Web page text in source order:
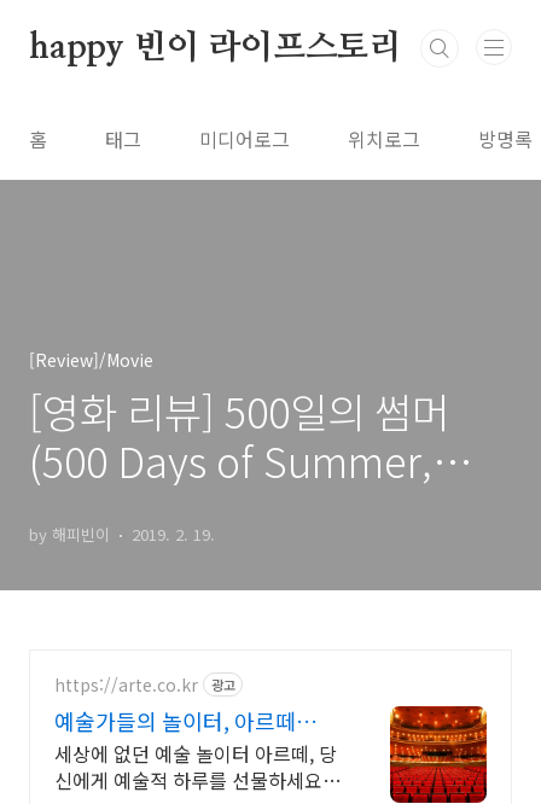
happy 빈이 라이프스토리
홈 태그 미디어로그 위치로그 방명록
[Review]/Movie
[영화 리뷰] 500일의 썸머
(500 Days of Summer,
by 해피빈이 2019. 2. 19.
https://arte.co.kr 광고
예술가들의 놀이터, 아르떼
arte.co.kr
세상에 없던 예술 놀이터 아르떼, 당
신에게 예술적 하루를 선물하세요